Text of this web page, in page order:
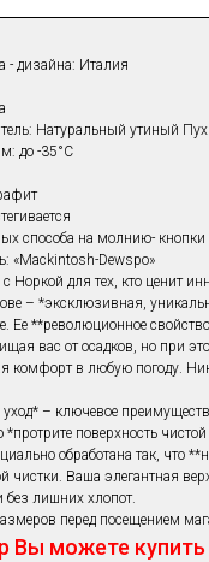
- дизайна: Италия
Натуральный утиный
до -35°С
способа на молнию-
«Mackintosh-Dewspo»
Норкой для тех, кто ценит
– *эксклюзивная,
Ее **революционное
вас от осадков, но при
комфорт в любую погоду.
уход* – ключевое
*протрите поверхность
обработана так, что
чистки. Ваша элегантная
без лишних хлопот.
перед посещением
Вы можете купить